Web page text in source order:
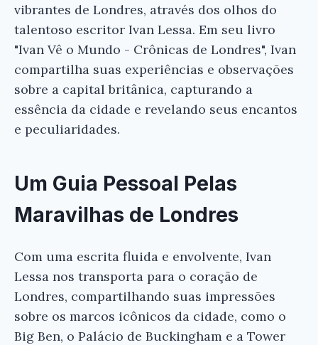
vibrantes de Londres, através dos olhos do
talentoso escritor Ivan Lessa. Em seu livro
"Ivan Vê o Mundo - Crônicas de Londres", Ivan
compartilha suas experiências e observações
sobre a capital britânica, capturando a
essência da cidade e revelando seus encantos
e peculiaridades.
Um Guia Pessoal Pelas
Maravilhas de Londres
Com uma escrita fluida e envolvente, Ivan
Lessa nos transporta para o coração de
Londres, compartilhando suas impressões
sobre os marcos icônicos da cidade, como o
Big Ben, o Palácio de Buckingham e a Tower